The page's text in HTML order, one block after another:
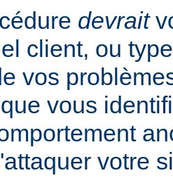
devrait
client, ou
vos
vous
votre